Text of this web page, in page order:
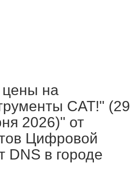
на
CAT!" (29
2026)" от
Цифровой
DNS в городе